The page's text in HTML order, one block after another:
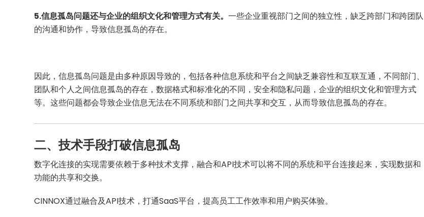
5.信息孤岛问题还与企业的组织文化和管理方式有关。一些企业重视部门之间的独立性，缺乏跨部门和跨团队
的沟通和协作，导致信息孤岛的存在。
因此，信息孤岛问题是由多种原因导致的，包括各种信息系统和平台之间缺乏兼容性和互联互通，不同部门、
团队和个人之间信息孤岛的存在，数据格式和标准化的不同，安全和隐私问题，企业的组织文化和管理方式
等。这些问题都会导致企业信息无法在不同系统和部门之间共享和交互，从而导致信息孤岛的存在。
二、技术手段打破信息孤岛
数字化连接的实现需要依赖于多种技术支撑，融合和API技术可以将不同的系统和平台连接起来，实现数据和
功能的共享和交换。
CINNOX通过融合及API技术，打通SaaS平台，提高员工工作效率和用户购买体验。